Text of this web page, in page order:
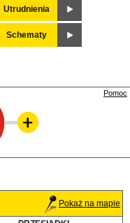
Utrudnienia
Schematy
Pomoc
Pokaż na mapie